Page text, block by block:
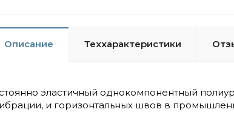
Описание Теххарактеристики
эластичный однокомпонентный
и горизонтальных швов в